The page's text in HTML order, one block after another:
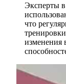
Эксперты
что
изменения